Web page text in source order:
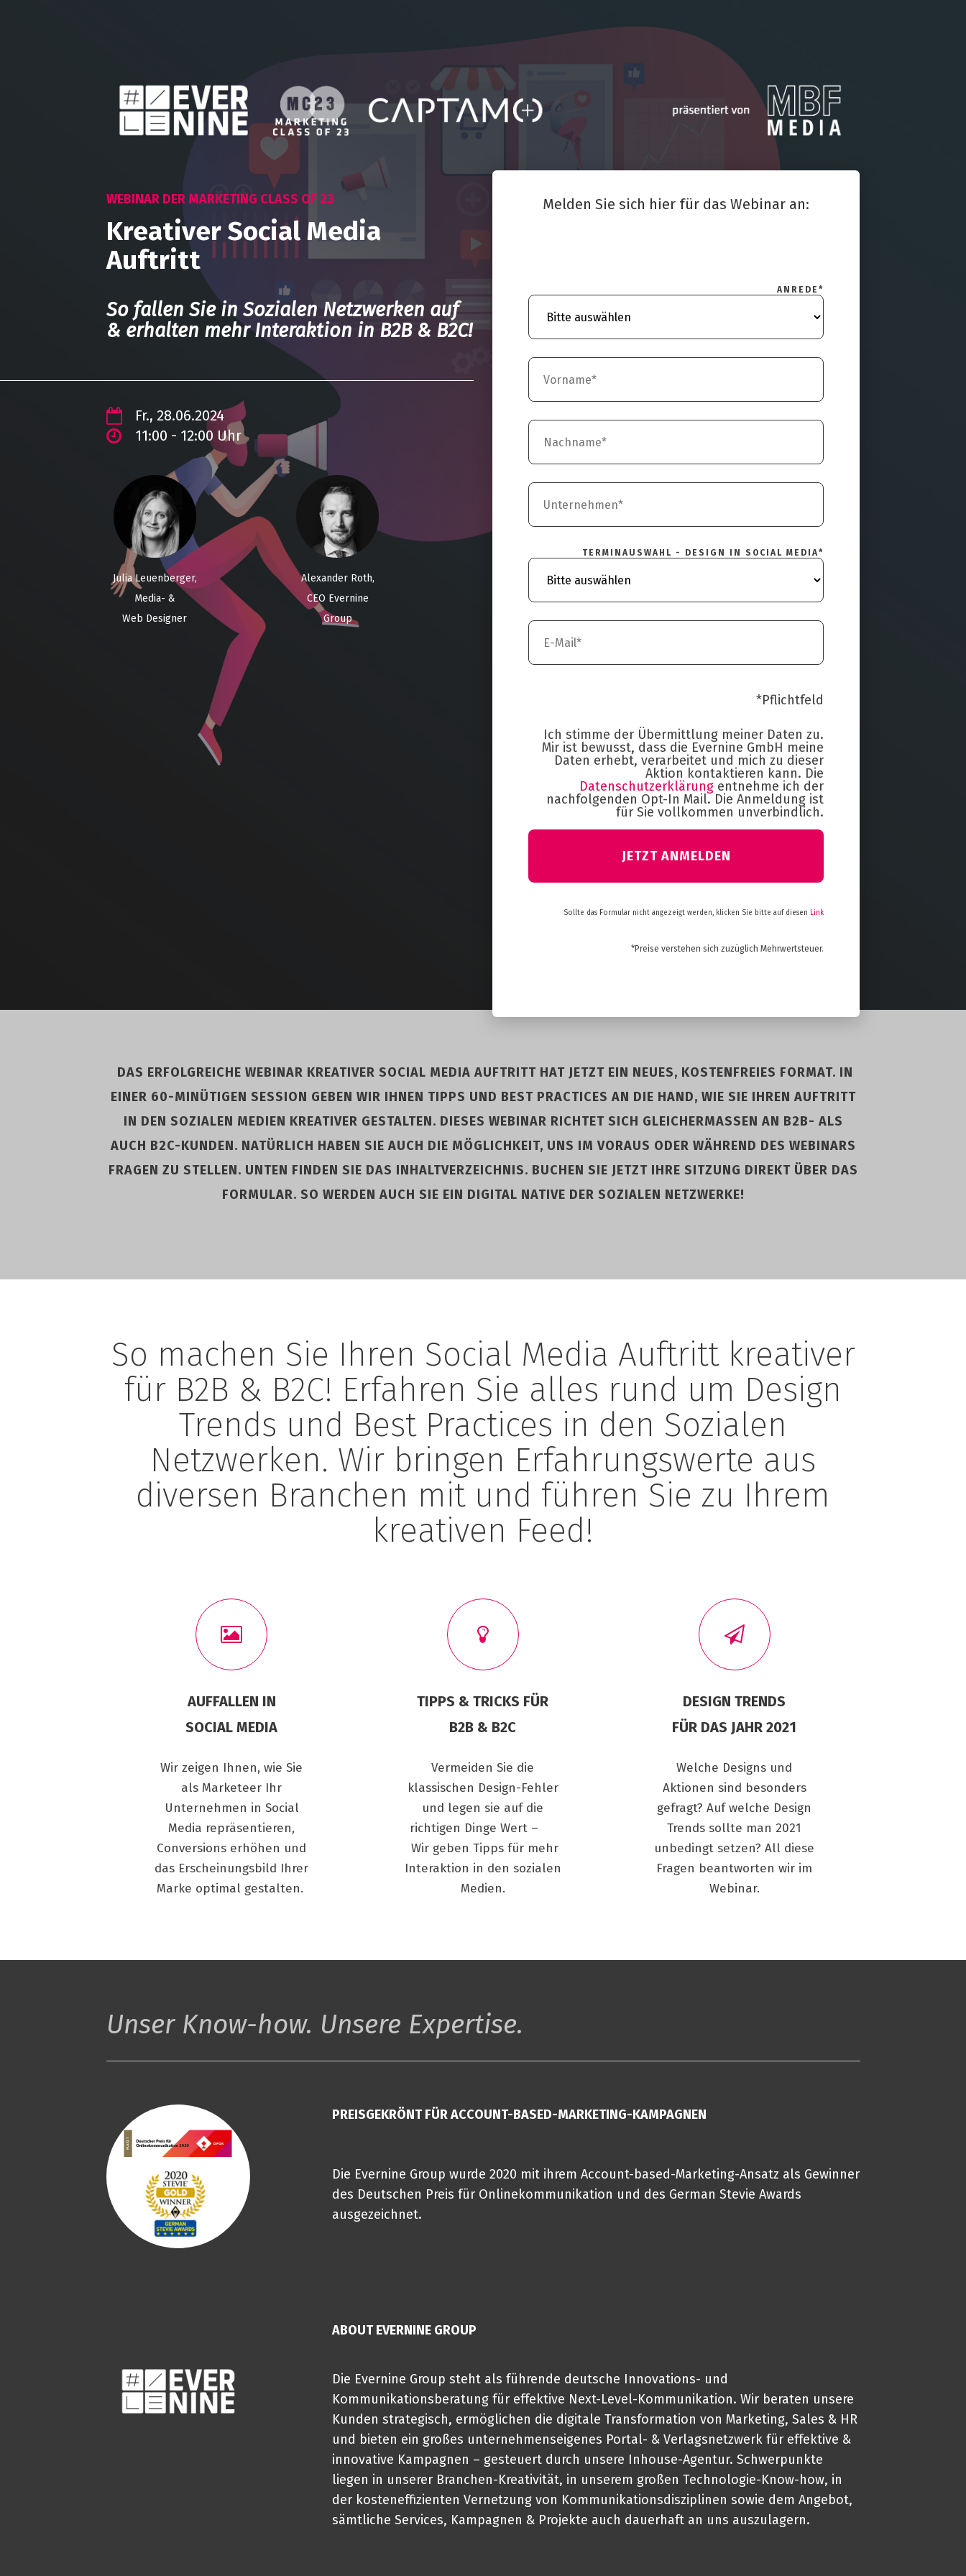
WEBINAR DER MARKETING CLASS OF 23
Kreativer Social Media
Auftritt
So fallen Sie in Sozialen Netzwerken auf
& erhalten mehr Interaktion in B2B & B2C!
Fr., 28.06.2024
11:00 - 12:00 Uhr
Julia Leuenberger,
Media- &
Web Designer
Alexander Roth,
CEO Evernine
Group
Melden Sie sich hier für das Webinar an:
ANREDE*
TERMINAUSWAHL - DESIGN IN SOCIAL MEDIA*
*Pflichtfeld
Ich stimme der Übermittlung meiner Daten zu.
Mir ist bewusst, dass die Evernine GmbH meine
Daten erhebt, verarbeitet und mich zu dieser
Aktion kontaktieren kann. Die
Datenschutzerklärung entnehme ich der
nachfolgenden Opt-In Mail. Die Anmeldung ist
für Sie vollkommen unverbindlich.
Sollte das Formular nicht angezeigt werden, klicken Sie bitte auf diesen Link
*Preise verstehen sich zuzüglich Mehrwertsteuer.
DAS ERFOLGREICHE WEBINAR KREATIVER SOCIAL MEDIA AUFTRITT HAT JETZT EIN NEUES, KOSTENFREIES FORMAT. IN
EINER 60-MINÜTIGEN SESSION GEBEN WIR IHNEN TIPPS UND BEST PRACTICES AN DIE HAND, WIE SIE IHREN AUFTRITT
IN DEN SOZIALEN MEDIEN KREATIVER GESTALTEN. DIESES WEBINAR RICHTET SICH GLEICHERMASSEN AN B2B- ALS
AUCH B2C-KUNDEN. NATÜRLICH HABEN SIE AUCH DIE MÖGLICHKEIT, UNS IM VORAUS ODER WÄHREND DES WEBINARS
FRAGEN ZU STELLEN. UNTEN FINDEN SIE DAS INHALTVERZEICHNIS. BUCHEN SIE JETZT IHRE SITZUNG DIREKT ÜBER DAS
FORMULAR. SO WERDEN AUCH SIE EIN DIGITAL NATIVE DER SOZIALEN NETZWERKE!
So machen Sie Ihren Social Media Auftritt kreativer
für B2B & B2C! Erfahren Sie alles rund um Design
Trends und Best Practices in den Sozialen
Netzwerken. Wir bringen Erfahrungswerte aus
diversen Branchen mit und führen Sie zu Ihrem
kreativen Feed!
AUFFALLEN IN
SOCIAL MEDIA
Wir zeigen Ihnen, wie Sie
als Marketeer Ihr
Unternehmen in Social
Media repräsentieren,
Conversions erhöhen und
das Erscheinungsbild Ihrer
Marke optimal gestalten.
TIPPS & TRICKS FÜR
B2B & B2C
Vermeiden Sie die
klassischen Design-Fehler
und legen sie auf die
richtigen Dinge Wert –
Wir geben Tipps für mehr
Interaktion in den sozialen
Medien.
DESIGN TRENDS
FÜR DAS JAHR 2021
Welche Designs und
Aktionen sind besonders
gefragt? Auf welche Design
Trends sollte man 2021
unbedingt setzen? All diese
Fragen beantworten wir im
Webinar.
Unser Know-how. Unsere Expertise.
PREISGEKRÖNT FÜR ACCOUNT-BASED-MARKETING-KAMPAGNEN
Die Evernine Group wurde 2020 mit ihrem Account-based-Marketing-Ansatz als Gewinner
des Deutschen Preis für Onlinekommunikation und des German Stevie Awards
ausgezeichnet.
ABOUT EVERNINE GROUP
Die Evernine Group steht als führende deutsche Innovations- und
Kommunikationsberatung für effektive Next-Level-Kommunikation. Wir beraten unsere
Kunden strategisch, ermöglichen die digitale Transformation von Marketing, Sales & HR
und bieten ein großes unternehmenseigenes Portal- & Verlagsnetzwerk für effektive &
innovative Kampagnen – gesteuert durch unsere Inhouse-Agentur. Schwerpunkte
liegen in unserer Branchen-Kreativität, in unserem großen Technologie-Know-how, in
der kosteneffizienten Vernetzung von Kommunikationsdisziplinen sowie dem Angebot,
sämtliche Services, Kampagnen & Projekte auch dauerhaft an uns auszulagern.